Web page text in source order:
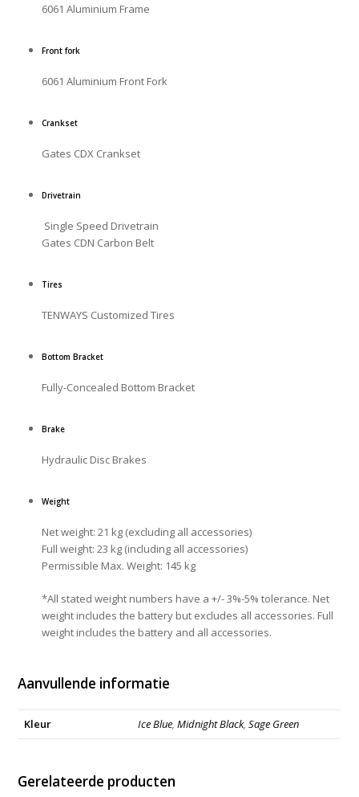
6061 Aluminium Frame
Front fork
6061 Aluminium Front Fork
Crankset
Gates CDX Crankset
Drivetrain
Single Speed Drivetrain
Gates CDN Carbon Belt
Tires
TENWAYS Customized Tires
Bottom Bracket
Fully-Concealed Bottom Bracket
Brake
Hydraulic Disc Brakes
Weight
Net weight: 21 kg (excluding all accessories)
Full weight: 23 kg (including all accessories)
Permissible Max. Weight: 145 kg
*All stated weight numbers have a +/- 3%-5% tolerance. Net
weight includes the battery but excludes all accessories. Full
weight includes the battery and all accessories.
Aanvullende informatie
Kleur Ice Blue,Midnight Black,Sage Green
Gerelateerde producten